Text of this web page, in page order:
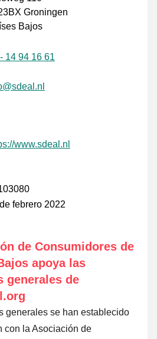
Groningen
Bajos
14 94 16 61
www.sdeal.nl
febrero 2022
de Consumidores de
apoya las
generales de
generales se han establecido
con la Asociación de